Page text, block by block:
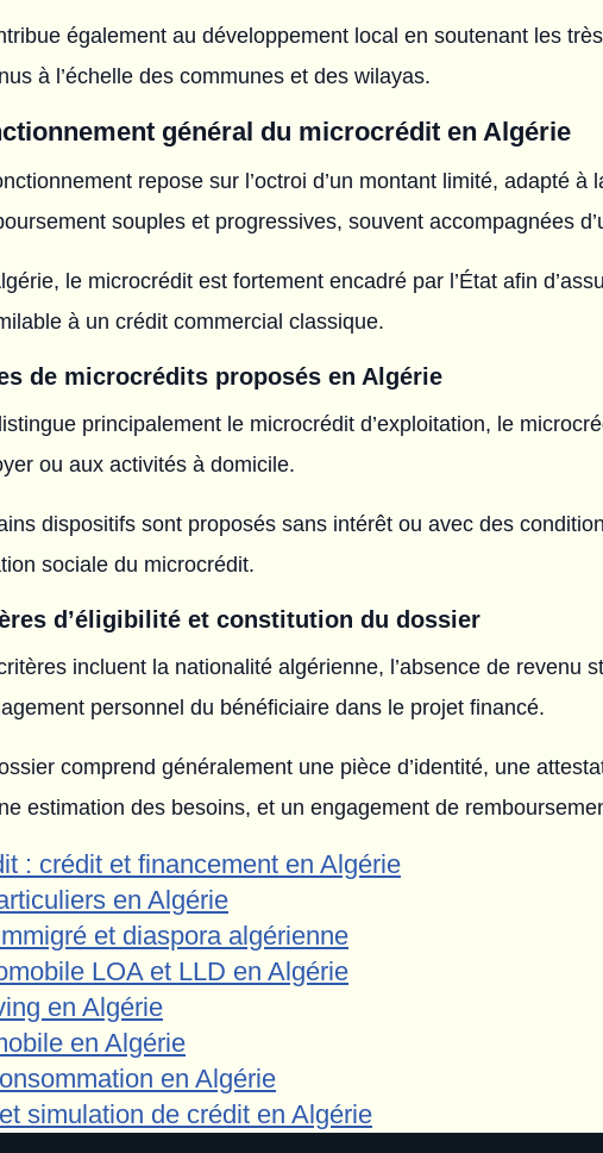
également au développement local en soutenant les
à l’échelle des communes et des wilayas.
général du microcrédit en Algérie
repose sur l’octroi d’un montant limité, adapté
souples et progressives, souvent accompagnées
le microcrédit est fortement encadré par l’État afin
à un crédit commercial classique.
de microcrédits proposés en Algérie
principalement le microcrédit d’exploitation, le
ou aux activités à domicile.
dispositifs sont proposés sans intérêt ou avec des
sociale du microcrédit.
d’éligibilité et constitution du dossier
incluent la nationalité algérienne, l’absence de revenu
personnel du bénéficiaire dans le projet financé.
comprend généralement une pièce d’identité, une
estimation des besoins, et un engagement de
: crédit et financement en Algérie
en Algérie
et diaspora algérienne
LOA et LLD en Algérie
en Algérie
en Algérie
en Algérie
simulation de crédit en Algérie